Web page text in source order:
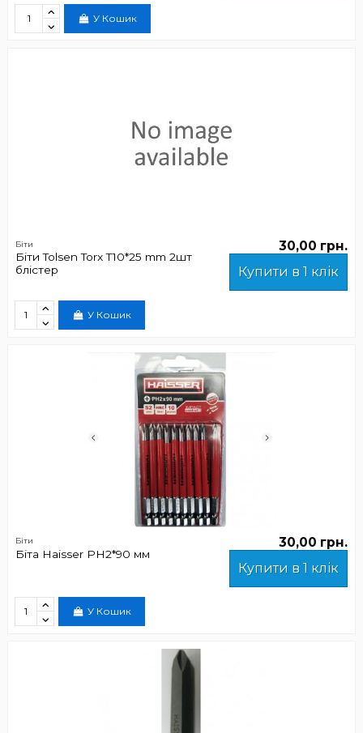
У Кошик
Біти
Біти Tolsen Torx Т10*25 mm 2шт
блістер
30,00 грн.
Купити в 1 клік
У Кошик
Біти
Біта Haisser PH2*90 мм
30,00 грн.
Купити в 1 клік
У Кошик